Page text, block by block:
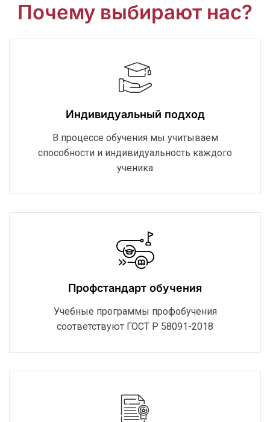
Почему выбирают нас?
Индивидуальный подход
В процессе обучения мы учитываем
способности и индивидуальность каждого
ученика
Профстандарт обучения
Учебные программы профобучения
соответствуют ГОСТ Р 58091-2018